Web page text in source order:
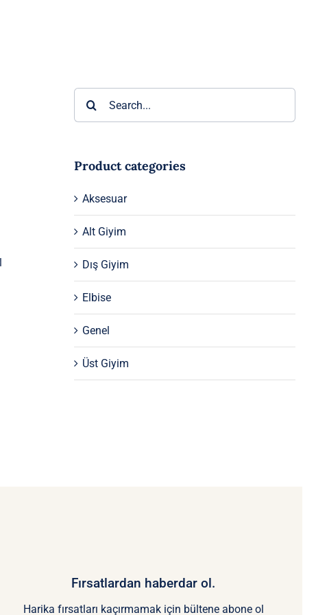
Product categories
Aksesuar
Alt Giyim
Dış Giyim
Elbise
Genel
Üst Giyim
Fırsatlardan haberdar ol.
Harika fırsatları kaçırmamak için bültene abone ol